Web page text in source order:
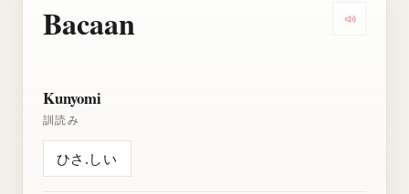
Bacaan
Kunyomi
訓読み
ひさ.しい